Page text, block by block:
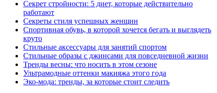
Секрет стройности: 5 диет, которые действительно
работают
Секреты стиля успешных женщин
Спортивная обувь, в которой хочется бегать и выглядеть
круто
Стильные аксессуары для занятий спортом
Стильные образы с джинсами для повседневной жизни
Тренды весны: что носить в этом сезоне
Ультрамодные оттенки макияжа этого года
Эко-мода: тренды, за которые стоит следить